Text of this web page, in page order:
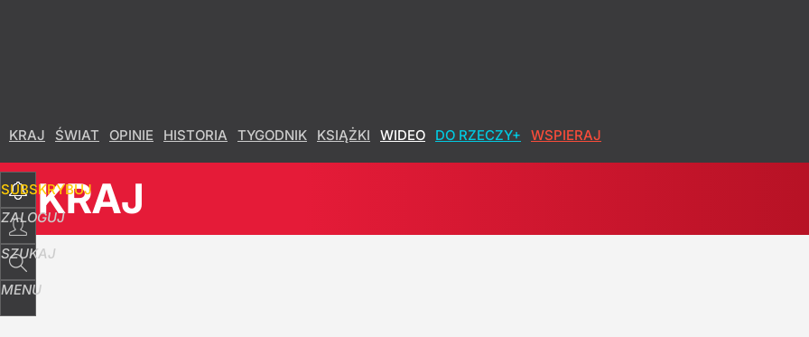
KRAJ ŚWIAT OPINIE HISTORIA TYGODNIK KSIĄŻKI WIDEO DO RZECZY+ WSPIERAJ
SUBSKRYBUJ
ZALOGUJ
SZUKAJ
MENU
KRAJ